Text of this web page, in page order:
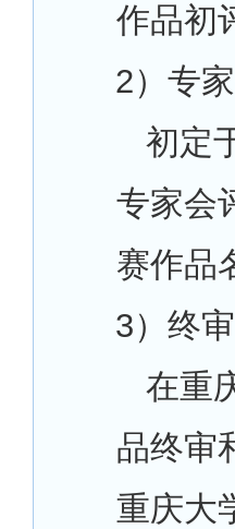
作品初
2）专
初定
专家会
赛作品
3）终
在重
品终审
重庆大